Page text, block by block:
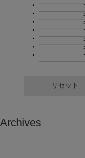
リセット
Archives